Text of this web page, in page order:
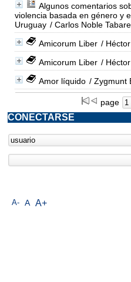
Algunos comentarios
violencia basada en género y
Uruguay / Carlos Noble
Amicorum Liber /
Amicorum Liber /
Amor líquido / Zygmunt
page
A- A A+
CONECTARSE